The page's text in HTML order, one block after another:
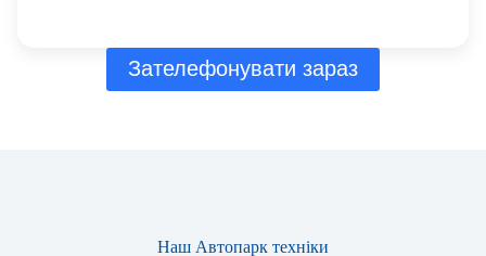
Зателефонувати зараз
Наш Автопарк техніки